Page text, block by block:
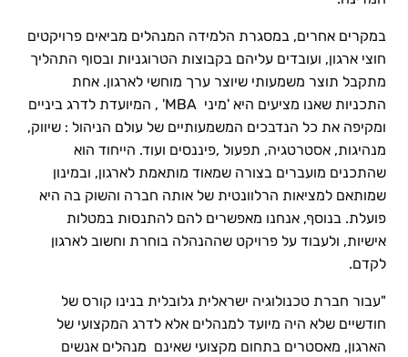
במקרים אחרים, במסגרת הלמידה המנהלים מביאים פרויקטים
חוצי ארגון, ועובדים עליהם בקבוצות הטרוגניות ובסוף התהליך
מתקבל תוצר משמעותי שיוצר ערך מוחשי לארגון. אחת
התכניות שאנו מציעים היא 'מיני MBA' , המיועדת לדרג ביניים
ומקיפה את כל הנדבכים המשמעותיים של עולם הניהול : שיווק,
מנהיגות, אסטרטגיה, תפעול ,פיננסים ועוד. הייחוד הוא
שהתכנים מועברים בצורה שמאוד מותאמת לארגון, ובמינון
שמותאם למציאות הרלוונטית של אותה חברה והשוק בה היא
פועלת. בנוסף, אנחנו מאפשרים להם להתנסות במטלות
אישיות, ולעבוד על פרויקט שההנהלה בוחרת וחשוב לארגון
לקדם.
"עבור חברת טכנולוגיה ישראלית גלובלית בנינו קורס של
חודשיים שלא היה מיועד למנהלים אלא לדרג המקצועי של
הארגון, מאסטרים בתחום מקצועי שאינם מנהלים אנשים